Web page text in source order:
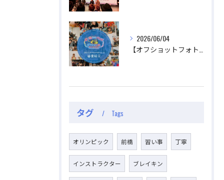
2026/06/04
タグ Tags
オリンピック 前橋 習い事 丁寧
インストラクター ブレイキン